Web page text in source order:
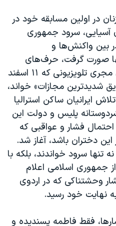
در اولین مسابقه خود در
آسیایی، سرود جمهوری
بین واکنش‌ها و
صورت گرفت، حرف‌های
تهدیدآمیز محمدرضا شهبازی مجری تلویزیونی که ۱۱ اسفند
شدیدترین مجازات» خواند،
ایرانیان ساکن استرالیا
پلیس و دولت این
فشار و عواقبی که
دختران باشد، آغاز شد.
تنها سرود خواندند، بلکه با
جمهوری اسلامی اعلام
وحشتناکی که در اردوی
نهایت خود رسید.
فقط فاطمه پسندیده و